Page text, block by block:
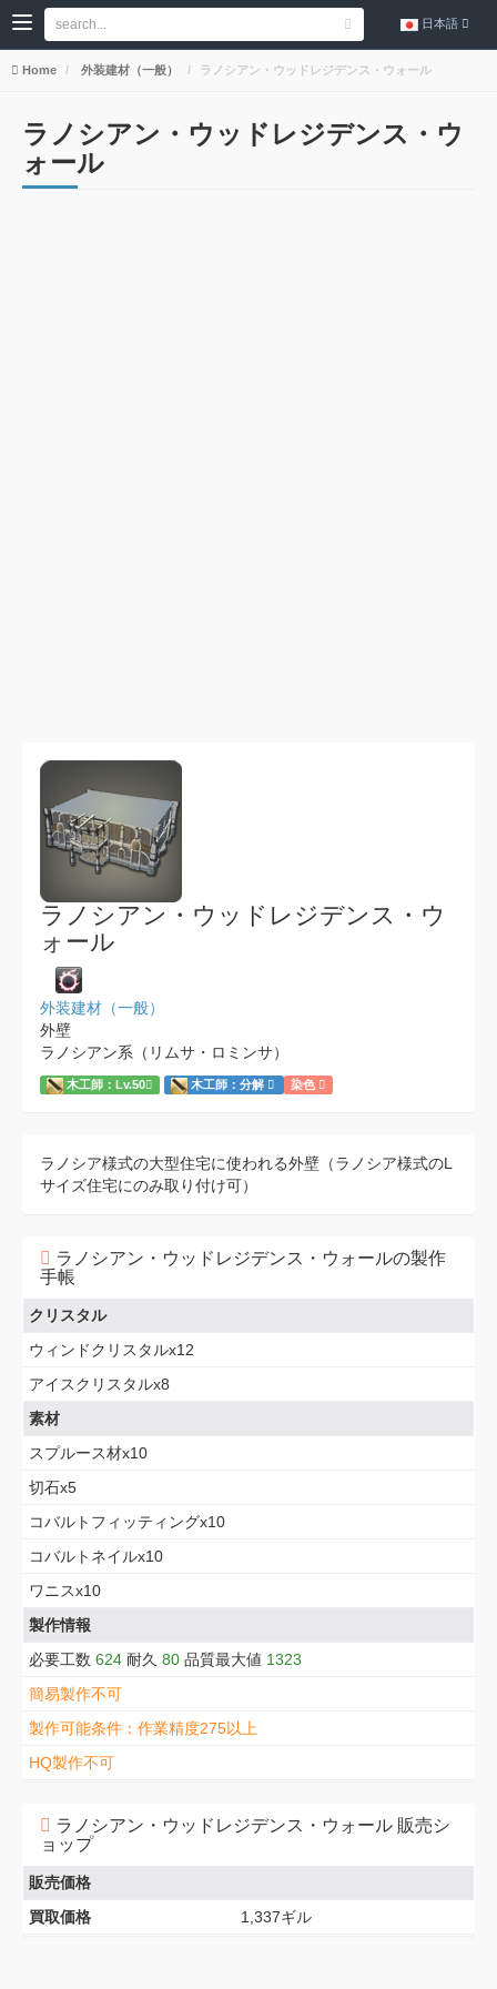
日本語
Home 外装建材（一般） ラノシアン・ウッドレジデンス・ウォール
ラノシアン・ウッドレジデンス・ウ
ォール
ラノシアン・ウッドレジデンス・ウ
ォール
外装建材（一般）
外壁
ラノシアン系（リムサ・ロミンサ）
木工師：Lv.50 木工師：分解 染色
ラノシア様式の大型住宅に使われる外壁（ラノシア様式のL
サイズ住宅にのみ取り付け可）
ラノシアン・ウッドレジデンス・ウォールの製作
手帳
クリスタル
ウィンドクリスタルx12
アイスクリスタルx8
素材
スプルース材x10
切石x5
コバルトフィッティングx10
コバルトネイルx10
ワニスx10
製作情報
必要工数 624 耐久 80 品質最大値 1323
簡易製作不可
製作可能条件：作業精度275以上
HQ製作不可
ラノシアン・ウッドレジデンス・ウォール 販売シ
ョップ
販売価格
買取価格
1,337ギル